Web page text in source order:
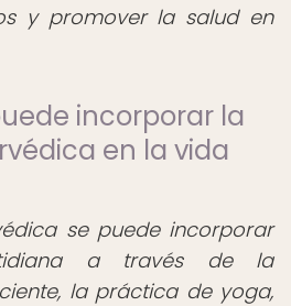
y promover la salud en
incorporar la
en la vida
se puede incorporar
a través de la
la práctica de yoga,